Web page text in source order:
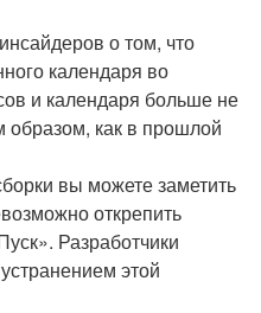
о том, что
календаря во
и календаря больше не
как в прошлой
вы можете заметить
открепить
Разработчики
этой